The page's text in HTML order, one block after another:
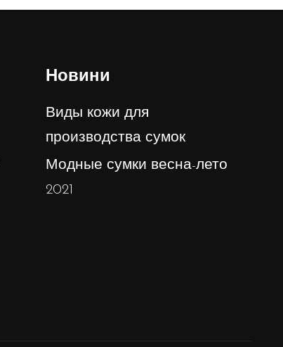
Новини
Виды кожи для
производства сумок
Модные сумки весна-лето
2021